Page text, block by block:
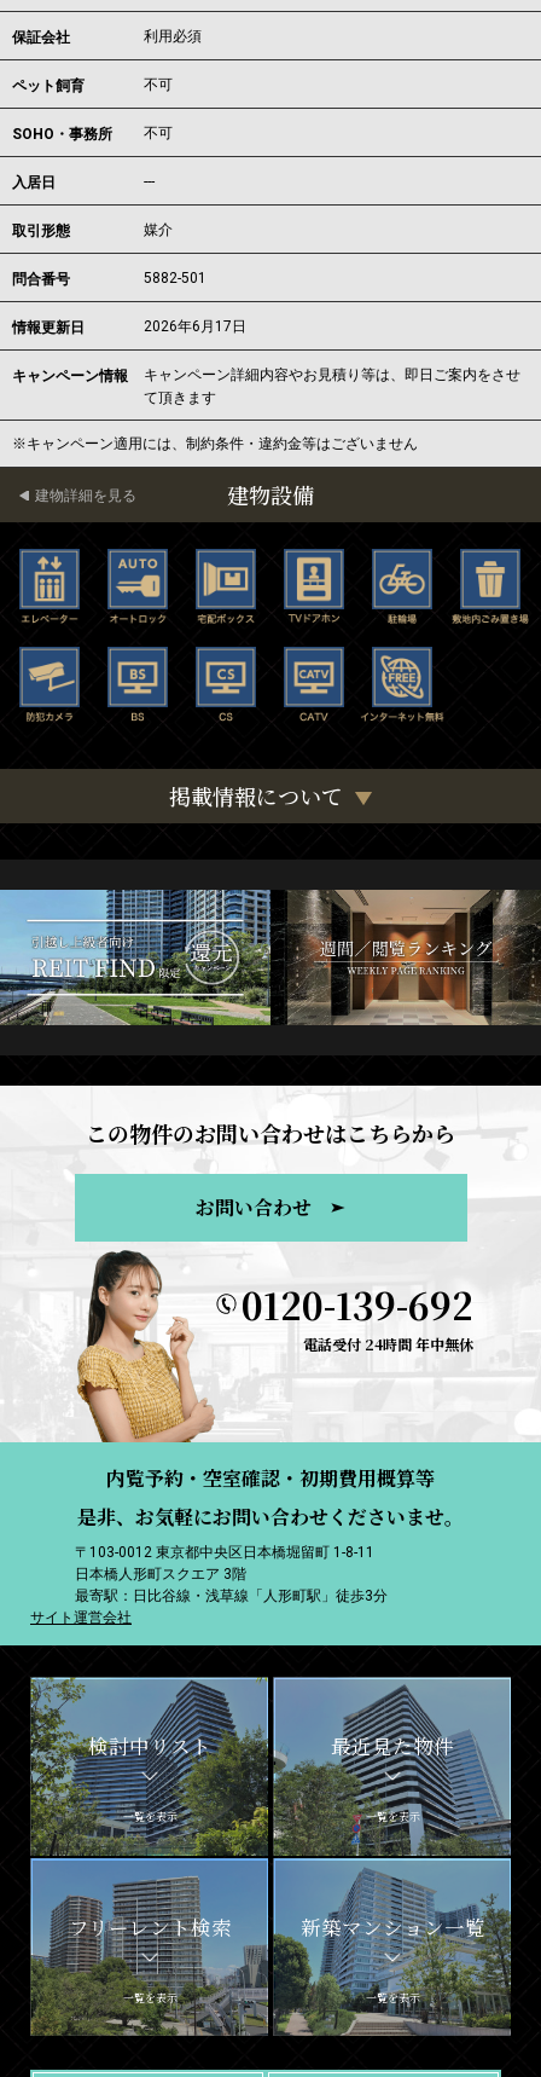
保証会社 利用必須
ペット飼育 不可
SOHO・事務所 不可
入居日 ---
取引形態 媒介
問合番号 5882-501
情報更新日 2026年6月17日
キャンペーン情報
キャンペーン詳細内容やお見積り等は、即日ご案内をさせ
て頂きます
※キャンペーン適用には、制約条件・違約金等はございません
建物設備
建物詳細を見る
掲載情報について
この物件のお問い合わせはこちらから
お問い合わせ
0120-139-692
電話受付 24時間 年中無休
内覧予約・空室確認・初期費用概算等
是非、お気軽にお問い合わせくださいませ。
〒103-0012 東京都中央区日本橋堀留町 1-8-11
日本橋人形町スクエア 3階
最寄駅：日比谷線・浅草線「人形町駅」徒歩3分
サイト運営会社
検討中リスト
一覧を表示
最近見た物件
一覧を表示
フリーレント検索
一覧を表示
新築マンション一覧
一覧を表示